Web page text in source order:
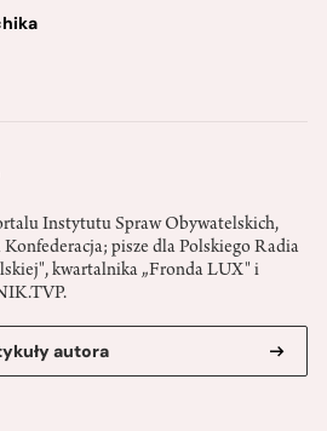
Instytutu Spraw Obywatelskich,
pisze dla Polskiego Radia
kwartalnika „Fronda LUX" i
autora